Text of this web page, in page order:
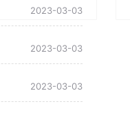
2023-03-03
2023-03-03
2023-03-03